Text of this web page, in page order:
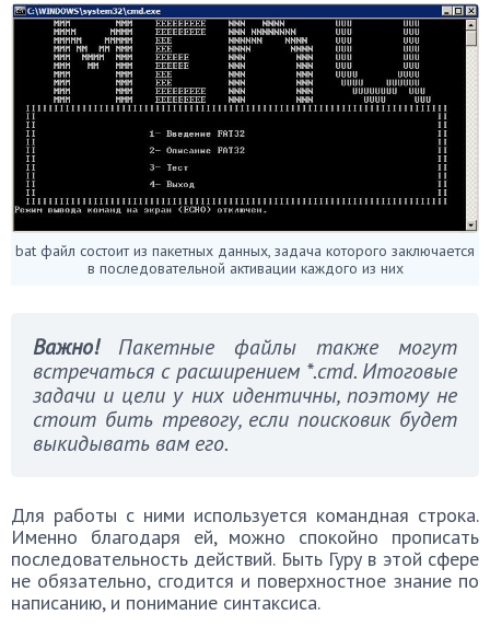
bat файл состоит из пакетных данных, задача которого заключается
в последовательной активации каждого из них
Важно!Пакетные файлы также могут
встречаться с расширением *.cmd. Итоговые
задачи и цели у них идентичны, поэтому не
стоит бить тревогу, если поисковик будет
выкидывать вам его.
Для работы с ними используется командная строка.
Именно благодаря ей, можно спокойно прописать
последовательность действий. Быть Гуру в этой сфере
не обязательно, сгодится и поверхностное знание по
написанию, и понимание синтаксиса.